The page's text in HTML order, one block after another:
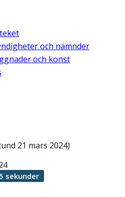
och nämnder
och konst
21 mars 2024)
sekunder